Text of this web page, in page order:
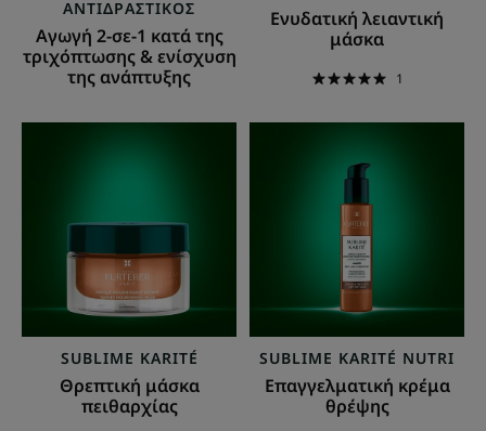
ΑΝΤΙΔΡΑΣΤΙΚΌΣ
Αγωγή 2-σε-1 κατά της
τριχόπτωσης & ενίσχυση
της ανάπτυξης
Ενυδατική λειαντική
μάσκα
1
SUBLIME KARITÉ
Θρεπτική μάσκα
πειθαρχίας
κρέμα
SUBLIME KARITÉ NUTRI
Επαγγελματική κρέμα
θρέψης